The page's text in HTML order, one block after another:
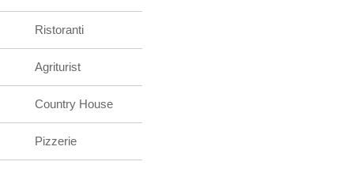
Ristoranti
Agriturist
Country House
Pizzerie